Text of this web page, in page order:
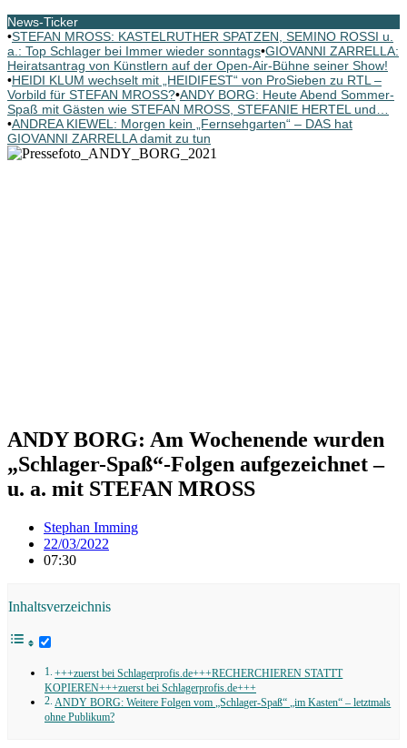
News-Ticker
•STEFAN MROSS: KASTELRUTHER SPATZEN, SEMINO ROSSI u.
a.: Top Schlager bei Immer wieder sonntags•GIOVANNI ZARRELLA:
Heiratsantrag von Künstlern auf der Open-Air-Bühne seiner Show!
•HEIDI KLUM wechselt mit „HEIDIFEST“ von ProSieben zu RTL –
Vorbild für STEFAN MROSS?•ANDY BORG: Heute Abend Sommer-
Spaß mit Gästen wie STEFAN MROSS, STEFANIE HERTEL und…
•ANDREA KIEWEL: Morgen kein „Fernsehgarten“ – DAS hat
GIOVANNI ZARRELLA damit zu tun
ANDY BORG: Am Wochenende wurden
„Schlager-Spaß“-Folgen aufgezeichnet –
u. a. mit STEFAN MROSS
Stephan Imming
22/03/2022
07:30
Inhaltsverzeichnis
+++zuerst bei Schlagerprofis.de+++RECHERCHIEREN STATTT
KOPIEREN+++zuerst bei Schlagerprofis.de+++
ANDY BORG: Weitere Folgen vom „Schlager-Spaß“ „im Kasten“ – letztmals
ohne Publikum?